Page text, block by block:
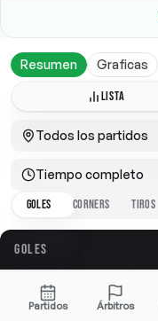
Resumen Graficas
LISTA
Todos los partidos
Tiempo completo
GOLES
CORNERS TIROS
GOLES
GLOBAL
2.20
Partidos Árbitros